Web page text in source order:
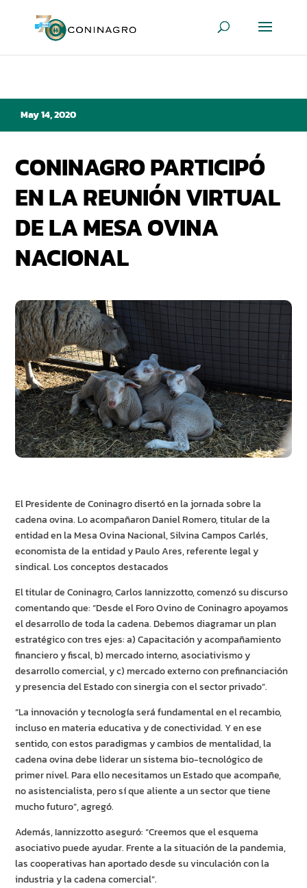
May 14, 2020
CONINAGRO PARTICIPÓ
EN LA REUNIÓN VIRTUAL
DE LA MESA OVINA
NACIONAL
El Presidente de Coninagro disertó en la jornada sobre la
cadena ovina. Lo acompañaron Daniel Romero, titular de la
entidad en la Mesa Ovina Nacional, Silvina Campos Carlés,
economista de la entidad y Paulo Ares, referente legal y
sindical. Los conceptos destacados
El titular de Coninagro, Carlos Iannizzotto, comenzó su discurso
comentando que: “Desde el Foro Ovino de Coninagro apoyamos
el desarrollo de toda la cadena. Debemos diagramar un plan
estratégico con tres ejes: a) Capacitación y acompañamiento
financiero y fiscal, b) mercado interno, asociativismo y
desarrollo comercial, y c) mercado externo con prefinanciación
y presencia del Estado con sinergia con el sector privado”.
“La innovación y tecnología será fundamental en el recambio,
incluso en materia educativa y de conectividad. Y en ese
sentido, con estos paradigmas y cambios de mentalidad, la
cadena ovina debe liderar un sistema bio-tecnológico de
primer nivel. Para ello necesitamos un Estado que acompañe,
no asistencialista, pero sí que aliente a un sector que tiene
mucho futuro”, agregó.
Además, Iannizzotto aseguró: “Creemos que el esquema
asociativo puede ayudar. Frente a la situación de la pandemia,
las cooperativas han aportado desde su vinculación con la
industria y la cadena comercial”.